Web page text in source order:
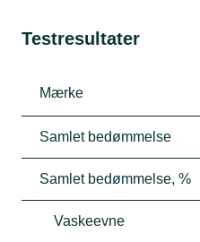
Testresultater
Mærke
Samlet bedømmelse
Samlet bedømmelse, %
Vaskeevne